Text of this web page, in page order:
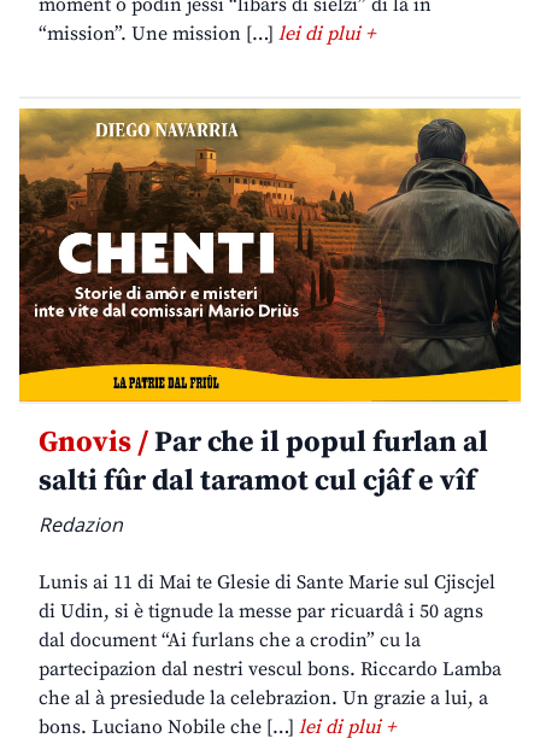
moment o podin jessi “libars di sielzi” di lâ in
“mission”. Une mission […] lei di plui +
Gnovis /Par che il popul furlan al
salti fûr dal taramot cul cjâf e vîf
Redazion
Lunis ai 11 di Mai te Glesie di Sante Marie sul Cjiscjel
di Udin, si è tignude la messe par ricuardâ i 50 agns
dal document “Ai furlans che a crodin” cu la
partecipazion dal nestri vescul bons. Riccardo Lamba
che al à presiedude la celebrazion. Un grazie a lui, a
bons. Luciano Nobile che […] lei di plui +